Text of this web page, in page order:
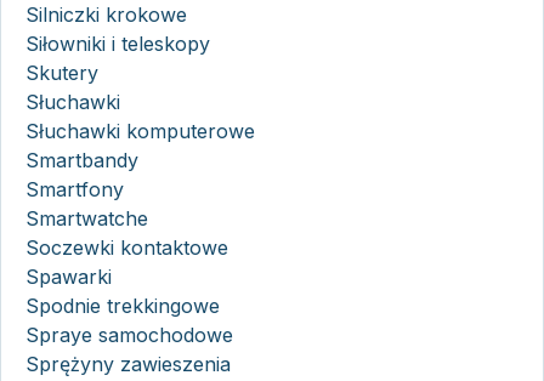
Silniczki krokowe
Siłowniki i teleskopy
Skutery
Słuchawki
Słuchawki komputerowe
Smartbandy
Smartfony
Smartwatche
Soczewki kontaktowe
Spawarki
Spodnie trekkingowe
Spraye samochodowe
Sprężyny zawieszenia